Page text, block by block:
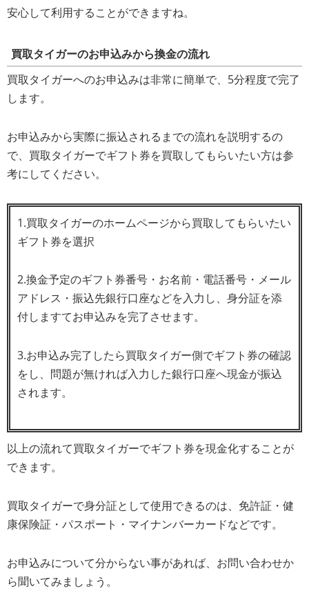
安心して利用することができますね。
買取タイガーのお申込みから換金の流れ
買取タイガーへのお申込みは非常に簡単で、5分程度で完了
します。
お申込みから実際に振込されるまでの流れを説明するの
で、買取タイガーでギフト券を買取してもらいたい方は参
考にしてください。
1.買取タイガーのホームページから買取してもらいたい
ギフト券を選択
2.換金予定のギフト券番号・お名前・電話番号・メール
アドレス・振込先銀行口座などを入力し、身分証を添
付しますてお申込みを完了させます。
3.お申込み完了したら買取タイガー側でギフト券の確認
をし、問題が無ければ入力した銀行口座へ現金が振込
されます。
以上の流れて買取タイガーでギフト券を現金化することが
できます。
買取タイガーで身分証として使用できるのは、免許証・健
康保険証・パスポート・マイナンバーカードなどです。
お申込みについて分からない事があれば、お問い合わせか
ら聞いてみましょう。